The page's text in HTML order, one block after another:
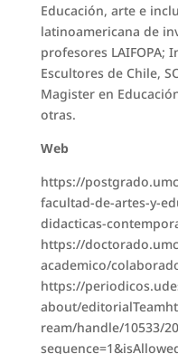
Educación, arte e
latinoamericana de
profesores LAIFOPA;
Escultores de Chile,
Magister en
otras.
Web
https://
facultad-de-artes-y-
didacticas-
https://
academico/
https://
about/
ream/handle/10533/